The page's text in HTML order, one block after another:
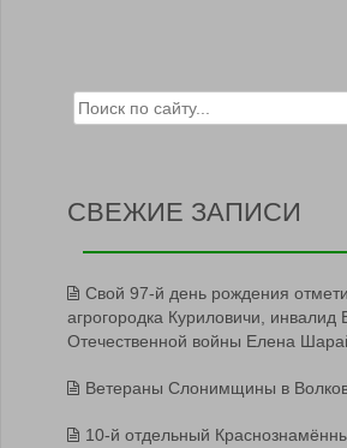
Search for:
СВЕЖИЕ ЗАПИСИ
Свой 97-й день рождения
агрогородка Куриловичи, инвалид
Отечественной войны Елена
Ветераны Слонимщины в
10-й отдельный